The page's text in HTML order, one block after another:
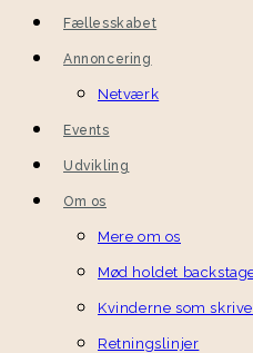
Fællesskabet
Annoncering
Netværk
Events
Udvikling
Om os
Mere om os
Mød holdet
Kvinderne som
Retningslinjer